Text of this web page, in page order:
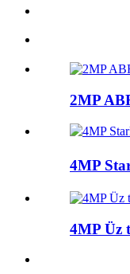
2MP
4MP
4MP Üz